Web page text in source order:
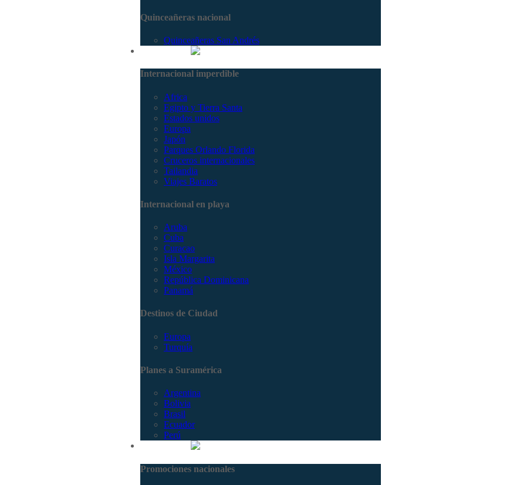
Quinceañeras nacional
Quinceañeras San Andrés
Internacional imperdible
Africa
Egipto y Tierra Santa
Estados unidos
Europa
Japón
Parques Orlando Florida
Cruceros internacionales
Tailandia
Viajes Baratos
Internacional en playa
Aruba
Cuba
Curacao
Isla Margarita
México
República Dominicana
Panamá
Destinos de Ciudad
Europa
Turquía
Planes a Suramérica
Argentina
Bolivia
Brasil
Ecuador
Perú
Promociones nacionales